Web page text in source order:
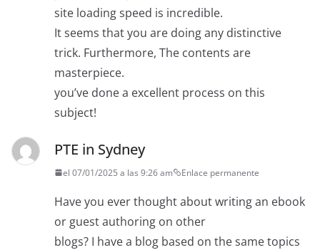
site loading speed is incredible.
It seems that you are doing any distinctive
trick. Furthermore, The contents are
masterpiece.
you’ve done a excellent process on this
subject!
PTE in Sydney
el 07/01/2025 a las 9:26 am Enlace permanente
Have you ever thought about writing an ebook
or guest authoring on other
blogs? I have a blog based on the same topics